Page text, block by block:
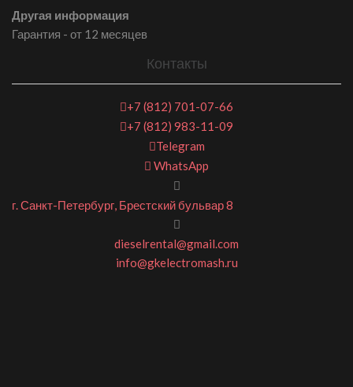
Другая информация
Гарантия - от 12 месяцев
Контакты
+7 (812) 701-07-66
+7 (812) 983-11-09
Telegram
WhatsApp
г. Санкт-Петербург, Брестский бульвар 8
dieselrental@gmail.com
info@gkelectromash.ru